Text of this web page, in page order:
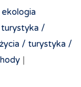
turystyka /
/ turystyka /
|